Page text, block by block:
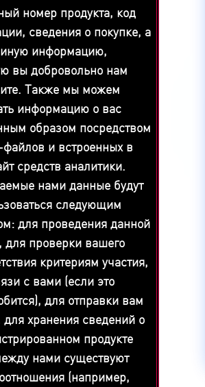
номер продукта, код
сведения о покупке, а
информацию,
вы добровольно нам
Также мы можем
информацию о вас
образом посредством
и встроенных в
средств аналитики.
нами данные будут
следующим
для проведения данной
для проверки вашего
критериям участия,
с вами (если это
для отправки вам
для хранения сведений о
продукте
нами существуют
(например,